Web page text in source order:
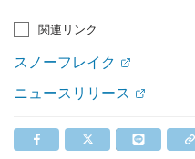
関連リンク
スノーフレイク
ニュースリリース